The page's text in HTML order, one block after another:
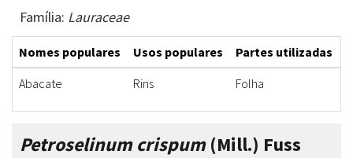
Família: Lauraceae
Nomes populares Usos populares Partes utilizadas
Abacate
Rins Folha
Petroselinum crispum(Mill.) Fuss